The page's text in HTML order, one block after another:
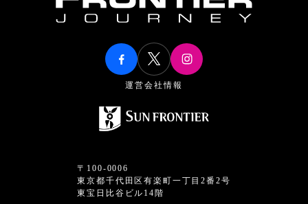
運営会社情報
〒100-0006
東京都千代田区有楽町一丁目2番2号
東宝日比谷ビル14階